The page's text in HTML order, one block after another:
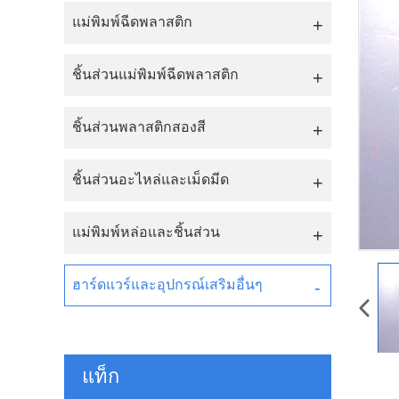
แม่พิมพ์ฉีดพลาสติก
ชิ้นส่วนแม่พิมพ์ฉีดพลาสติก
ชิ้นส่วนพลาสติกสองสี
ชิ้นส่วนอะไหล่และเม็ดมีด
แม่พิมพ์หล่อและชิ้นส่วน
ฮาร์ดแวร์และอุปกรณ์เสริมอื่นๆ
แท็ก